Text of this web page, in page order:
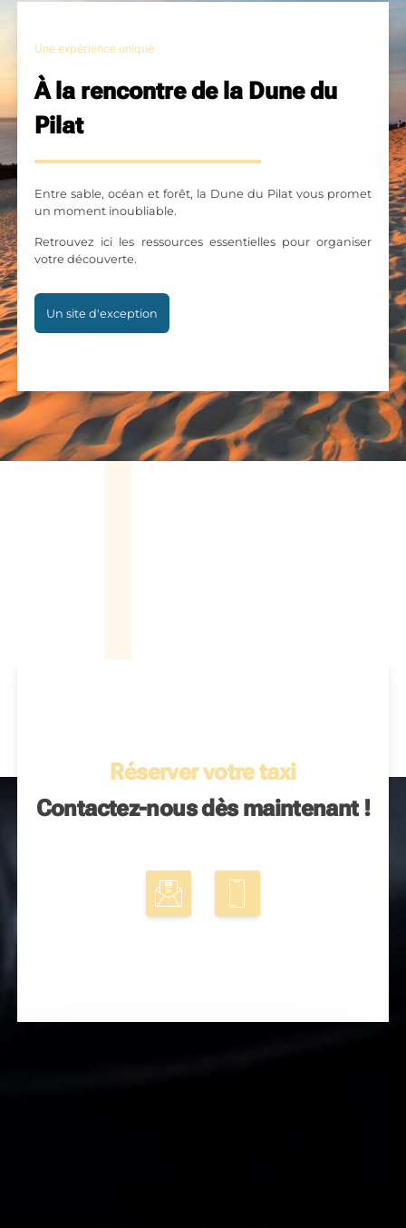
Une expérience unique
À la rencontre de la Dune du
Pilat
Entre sable, océan et forêt, la Dune du Pilat vous promet
un moment inoubliable.
Retrouvez ici les ressources essentielles pour organiser
votre découverte.
Un site d'exception
Réserver votre taxi
Contactez-nous dès maintenant !